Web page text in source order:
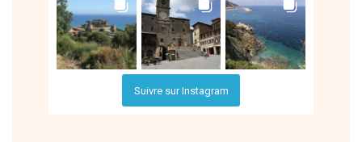
Suivre sur Instagram